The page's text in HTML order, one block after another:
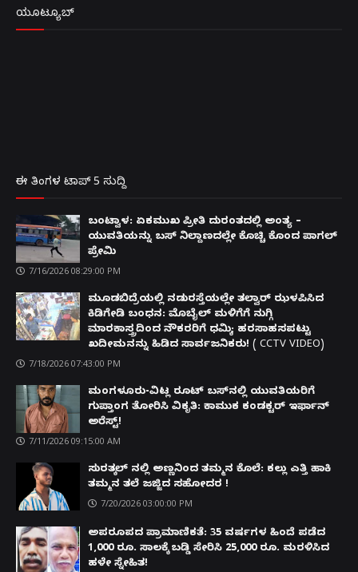
ಯೂಟ್ಯೂಬ್
ಈ ತಿಂಗಳ ಟಾಪ್ 5 ಸುದ್ದಿ
ಬಂಟ್ವಾಳ: ಏಕಮುಖ ಪ್ರೀತಿ ದುರಂತದಲ್ಲಿ ಅಂತ್ಯ –
ಯುವತಿಯನ್ನು ಬಸ್ ನಿಲ್ದಾಣದಲ್ಲೇ ಕೊಚ್ಚಿ ಕೊಂದ ಪಾಗಲ್
ಪ್ರೇಮಿ
7/16/2026 08:29:00 PM
ಮೂಡಬಿದ್ರೆಯಲ್ಲಿ ನಡುರಸ್ತೆಯಲ್ಲೇ ತಲ್ವಾರ್ ಝಳಪಿಸಿದ
ಕಿಡಿಗೇಡಿ ಬಂಧನ: ಮೊಬೈಲ್ ಮಳಿಗೆಗೆ ನುಗ್ಗಿ
ಮಾರಕಾಸ್ತ್ರದಿಂದ ನೌಕರರಿಗೆ ಧಮ್ಕಿ; ಹರಸಾಹಸಪಟ್ಟು
ಖದೀಮನನ್ನು ಹಿಡಿದ ಸಾರ್ವಜನಿಕರು! ( CCTV VIDEO)
7/18/2026 07:43:00 PM
ಮಂಗಳೂರು-ವಿಟ್ಲ ರೂಟ್ ಬಸ್‌ನಲ್ಲಿ ಯುವತಿಯರಿಗೆ
ಗುಪ್ತಾಂಗ ತೋರಿಸಿ ವಿಕೃತಿ: ಕಾಮುಕ ಕಂಡಕ್ಟರ್ ಇರ್ಫಾನ್
ಅರೆಸ್ಟ್!
7/11/2026 09:15:00 AM
ಸುರತ್ಕಲ್ ನಲ್ಲಿ ಅಣ್ಣನಿಂದ ತಮ್ಮನ ಕೊಲೆ: ಕಲ್ಲು ಎತ್ತಿ ಹಾಕಿ
ತಮ್ಮನ ತಲೆ ಜಜ್ಜಿದ ಸಹೋದರ !
7/20/2026 03:00:00 PM
ಅಪರೂಪದ ಪ್ರಾಮಾಣಿಕತೆ: 35 ವರ್ಷಗಳ ಹಿಂದೆ ಪಡೆದ
1,000 ರೂ. ಸಾಲಕ್ಕೆ ಬಡ್ಡಿ ಸೇರಿಸಿ 25,000 ರೂ. ಮರಳಿಸಿದ
ಹಳೇ ಸ್ನೇಹಿತ!